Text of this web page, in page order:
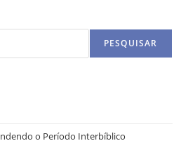
PESQUISAR
o Período Interbíblico